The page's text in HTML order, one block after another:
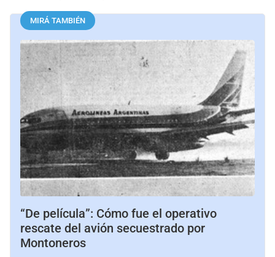
MIRÁ TAMBIÉN
“De película”: Cómo fue el operativo
rescate del avión secuestrado por
Montoneros